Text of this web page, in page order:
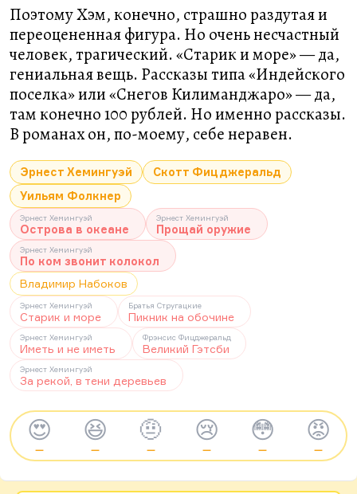
Поэтому Хэм, конечно, страшно раздутая и
переоцененная фигура. Но очень несчастный
человек, трагический. «Старик и море» — да,
гениальная вещь. Рассказы типа «Индейского
поселка» или «Снегов Килиманджаро» — да,
там конечно 100 рублей. Но именно рассказы.
В романах он, по-моему, себе неравен.
Эрнест Хемингуэй
Скотт Фицджеральд
Уильям Фолкнер
Эрнест Хемингуэй
Острова в океане
Эрнест Хемингуэй
Прощай оружие
Эрнест Хемингуэй
По ком звонит колокол
Владимир Набоков
Эрнест Хемингуэй
Старик и море
Братья Стругацкие
Пикник на обочине
Эрнест Хемингуэй
Иметь и не иметь
Фрэнсис Фицджеральд
Великий Гэтсби
Эрнест Хемингуэй
За рекой, в тени деревьев
😍
—
😆
—
🤨
—
😢
—
😳
—
😡
—